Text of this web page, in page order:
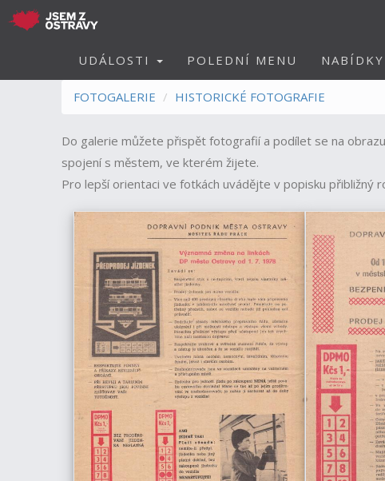
UDÁLOSTI POLEDNÍ MENU
FOTOGALERIE HISTORICKÉ FOTOGRAFIE
Do galerie můžete přispět fotografií a podílet se na
spojení s městem, ve kterém žijete.
Pro lepší orientaci ve fotkách uvádějte v popisku přibližný